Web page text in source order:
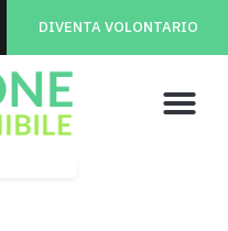
DIVENTA VOLONTARIO